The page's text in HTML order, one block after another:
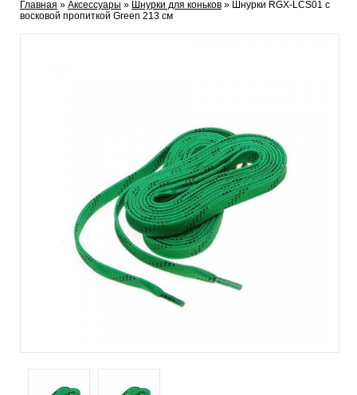
Главная » Аксеcсуары » Шнурки для коньков » Шнурки RGX-LCS01 с
восковой пропиткой Green 213 см